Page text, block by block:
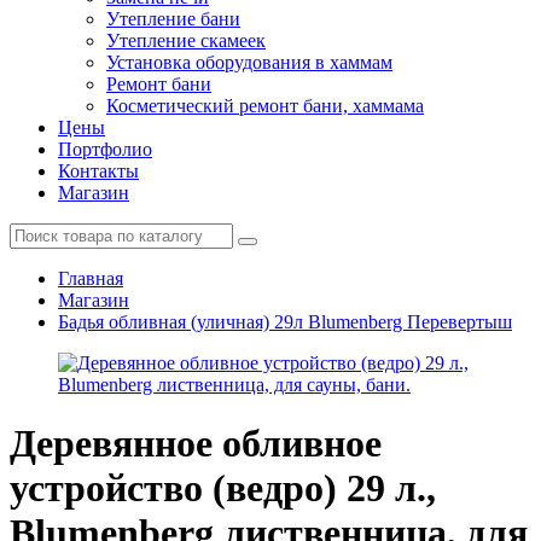
Утепление бани
Утепление скамеек
Установка оборудования в хаммам
Ремонт бани
Косметический ремонт бани, хаммама
Цены
Портфолио
Контакты
Магазин
Главная
Магазин
Бадья обливная (уличная) 29л Blumenberg Перевертыш
Деревянное обливное
устройство (ведро) 29 л.,